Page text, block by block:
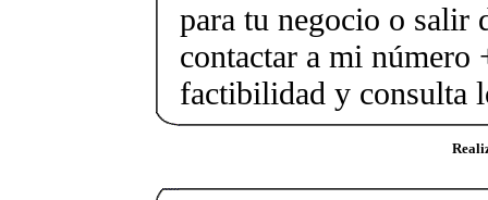
para tu negocio o salir
contactar a mi número
factibilidad y consulta